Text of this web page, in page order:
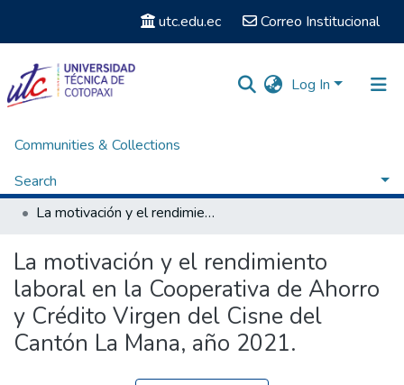
utc.edu.ec Correo Institucional
Log In
Communities & Collections
Search
Statistics
Home
Titulación - Licenciatura en Comercio
La motivación y el rendimiento laboral en la Cooperativa de Ahorro y Crédito Virgen del Cisne del Cantón La Mana, año 2021.
La motivación y el rendimiento
laboral en la Cooperativa de Ahorro
y Crédito Virgen del Cisne del
Cantón La Mana, año 2021.